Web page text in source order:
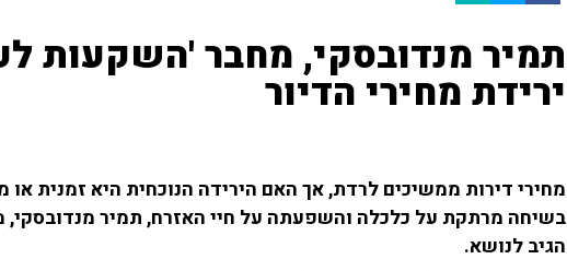
תמיר מנדובסקי, מחבר 'השקעות
ירידת מחירי הדיור
מחירי דירות ממשיכים לרדת, אך האם הירידה הנוכחית היא זמנית
בשיחה מרתקת על כלכלה והשפעתה על חיי האזרח, תמיר
הגיב לנושא.